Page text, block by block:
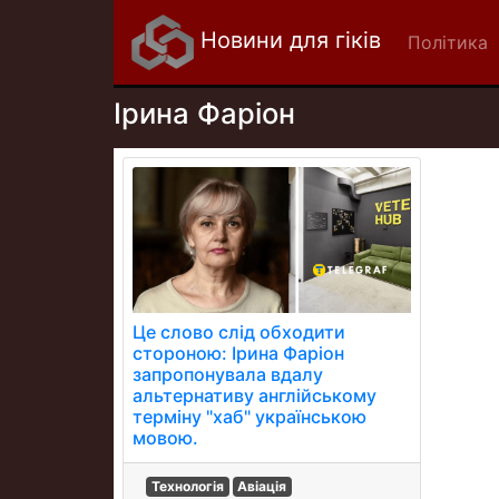
Новини для гіків Політика
Ірина Фаріон
Це слово слід обходити
стороною: Ірина Фаріон
запропонувала вдалу
альтернативу англійському
терміну "хаб" українською
мовою.
Технологія
Авіація